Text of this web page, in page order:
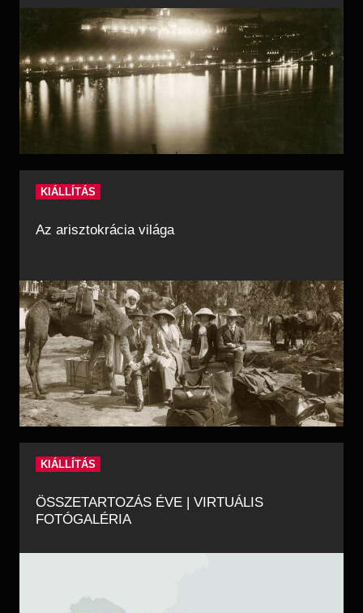
KIÁLLÍTÁS
Az arisztokrácia világa
KIÁLLÍTÁS
ÖSSZETARTOZÁS ÉVE | VIRTUÁLIS
FOTÓGALÉRIA